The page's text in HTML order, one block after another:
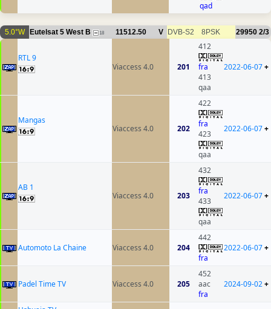
qad
5.0°W Eutelsat 5 West B 18 11512.50 V DVB-S2 8PSK 29950 2/3
RTL 9
Viaccess 4.0
201
412
fra
413
qaa
2022-06-07+
Mangas
Viaccess 4.0
202
422
fra
423
qaa
2022-06-07+
AB 1
Viaccess 4.0
203
432
fra
433
qaa
2022-06-07+
Automoto La Chaine Viaccess 4.0 204
442
fra
2022-06-07+
Padel Time TV Viaccess 4.0 205
452
aac
fra
2024-09-02+